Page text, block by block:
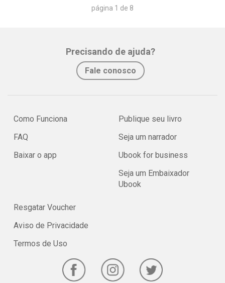
página 1 de 8
Precisando de ajuda?
Fale conosco
Como Funciona
FAQ
Baixar o app
Publique seu livro
Seja um narrador
Ubook for business
Seja um Embaixador
Ubook
Resgatar Voucher
Aviso de Privacidade
Termos de Uso